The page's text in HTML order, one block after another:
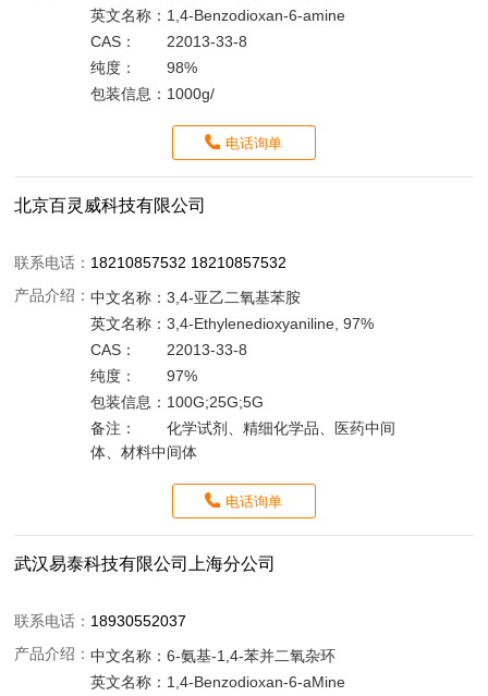
英文名称： 1,4-Benzodioxan-6-amine
CAS：
22013-33-8
纯度：
98%
包装信息： 1000g/
电话询单
北京百灵威科技有限公司
联系电话： 18210857532 18210857532
产品介绍：中文名称：3,4-亚乙二氧基苯胺
英文名称：3,4-Ethylenedioxyaniline, 97%
CAS：
22013-33-8
纯度：
97%
包装信息： 100G;25G;5G
备注：
化学试剂、精细化学品、医药中间
体、材料中间体
电话询单
武汉易泰科技有限公司上海分公司
联系电话： 18930552037
产品介绍：中文名称：6-氨基-1,4-苯并二氧杂环
英文名称： 1,4-Benzodioxan-6-aMine